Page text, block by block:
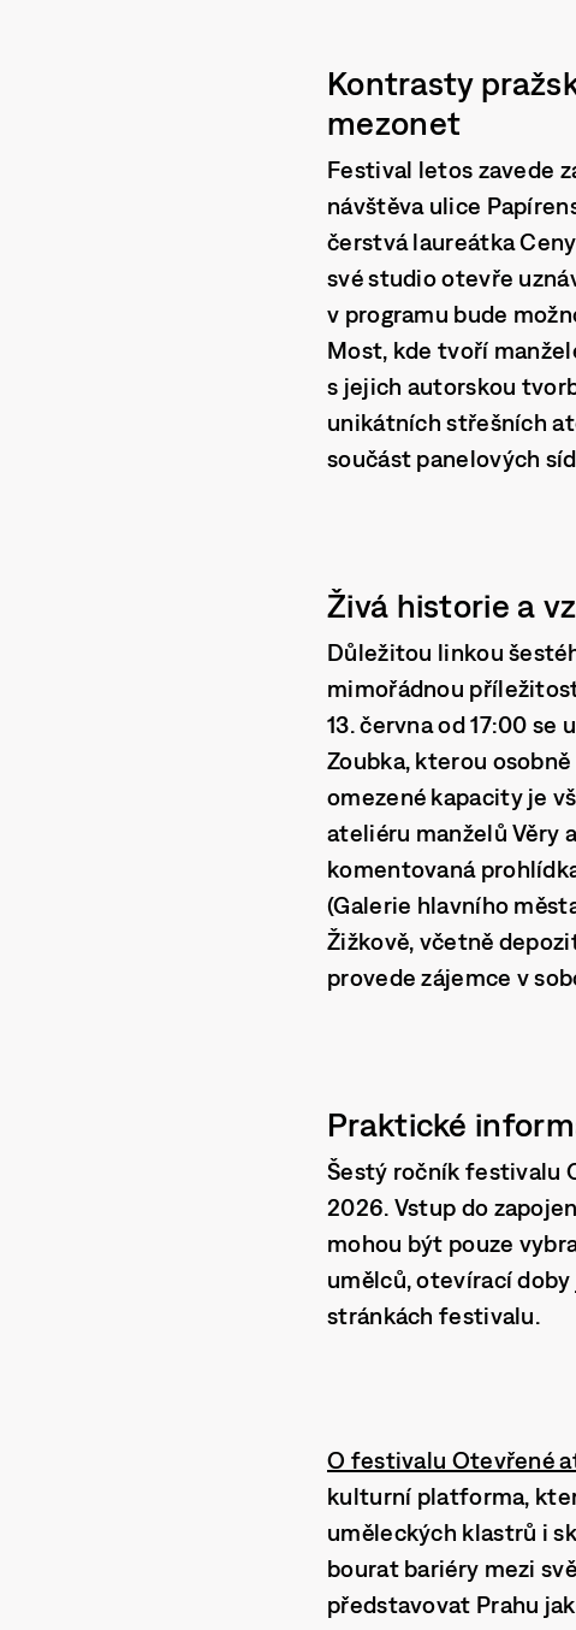
Kontrasty
mezonet
Festival letos zavede
návštěva ulice
čerstválaureátka
své studio otevře
v programu bude
Most, kde tvoří
s jejich autorskou
unikátních střešních
součást panelových
Živá historie a
Důležitou linkou
mimořádnou
13. června od 17:00 se
Zoubka, kterou
omezené kapacity je
ateliéru manželůVěry
komentovaná
(Galerie hlavního
Žižkově, včetně
provede zájemce v
Praktické
Šestý ročník festivalu
2026. Vstup do
mohou být pouze
umělců, otevírací
stránkách festivalu.
O festivalu Otevřené
kulturní platforma,
uměleckých klastrů i
bourat bariéry mezi
představovat Prahu